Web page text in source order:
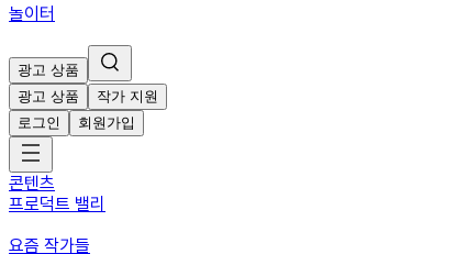
놀이터
광고 상품
광고 상품
작가 지원
로그인
회원가입
콘텐츠
프로덕트 밸리
요즘 작가들